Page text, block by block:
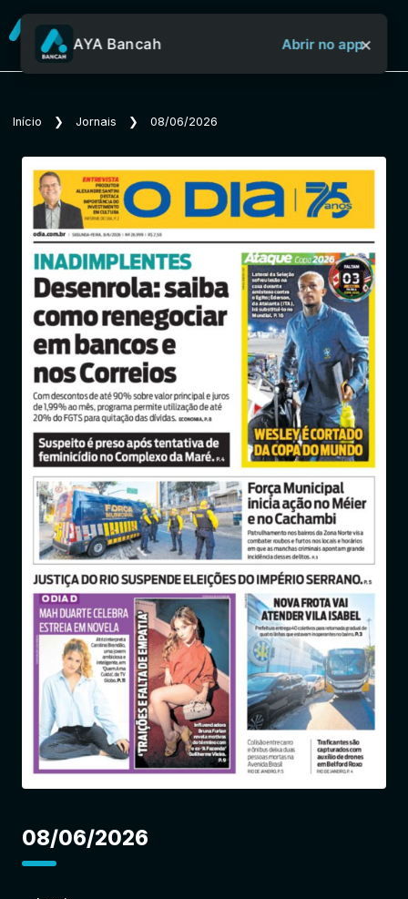
Sobre o Aya Bancah
Início
Revistas
Jornais
Notícias
Entrar
AYA Bancah Abrir no app×
Início ❯ Jornais ❯ 08/06/2026
08/06/2026